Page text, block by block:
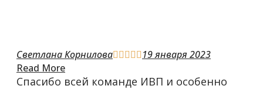
​Светлана Корнилова     19 января 2023
Read More
Спасибо всей команде ИВП и особенно